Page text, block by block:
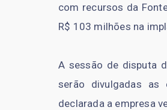
com recursos da
R$ 103 milhões na
A sessão de disputa
serão divulgadas as
declarada a empresa